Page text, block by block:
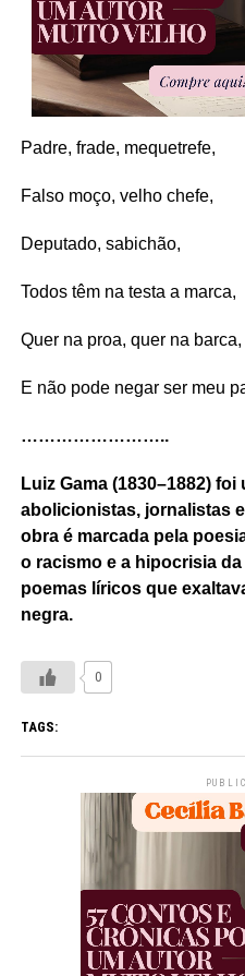
Padre, frade, mequetrefe,
Falso moço, velho chefe,
Deputado, sabichão,
Todos têm na testa a marca,
Quer na proa, quer na barca,
E não pode negar ser meu
……………………..
Luiz Gama (1830–1882)
abolicionistas, jornalistas
obra é marcada pela
o racismo e a hipocrisia
poemas líricos que
negra.
0
TAGS: